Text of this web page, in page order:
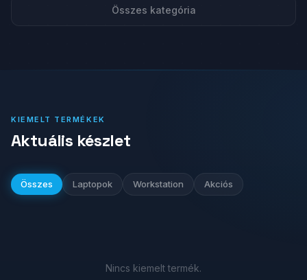
Összes kategória
KIEMELT TERMÉKEK
Aktuális készlet
Összes Laptopok Workstation Akciós
Nincs kiemelt termék.